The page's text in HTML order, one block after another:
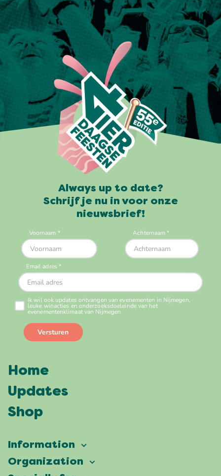
Always up to date?
Schrijf je nu in voor onze
nieuwsbrief!
Home
Updates
Shop
Information
Vierdaagsefeesten
Organization